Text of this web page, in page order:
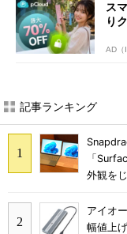
ス
り
AD（
記事ランキング
「
外観を
アイオ
幅値上